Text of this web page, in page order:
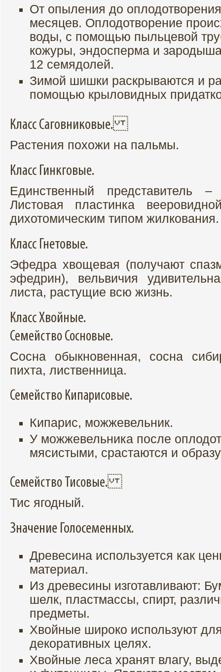
От опыления до
месяцев. Оплодотворение
воды, с помощью пыльцевой
кожуры, эндосперма и
12 семядолей.
Зимой шишки раскрываются и
помощью крыловидных
Класс Саговниковые.
Растения похожи на пальмы.
Класс Гинкговые.
Единственный представитель –
Листовая пластинка
дихотомическим типом жилкования.
Класс Гнетовые.
Эфедра хвощевая (получают
эфедрин), вельвичия
листа, растущие всю жизнь.
Класс Хвойные.
Семейство Сосновые.
Сосна обыкновенная, сосна
пихта, лиственница.
Семейство Кипарисовые.
Кипарис, можжевельник.
У можжевельника после
мясистыми, срастаются и
Семейство Тисовые.
Тис ягодный.
Значение Голосеменных.
Древесина используется как
материал.
Из древесины изготавливают:
шелк, пластмассы, спирт,
предметы.
Хвойные широко используют
декоративных целях.
Хвойные леса хранят влагу,